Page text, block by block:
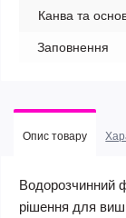
Канва та
Заповнення
Опис товару
Водорозчинний
рішення для